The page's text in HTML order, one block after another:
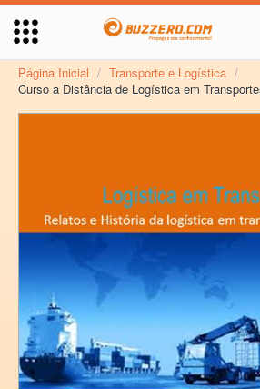
Página Inicial / Transporte e Logística /
Curso a Distância de Logística em